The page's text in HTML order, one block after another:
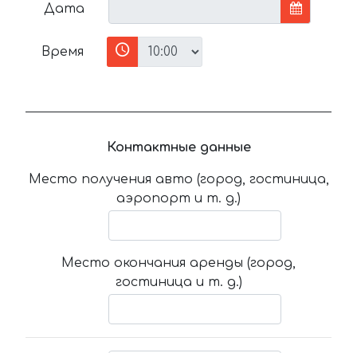
Дата
Время
Контактные данные
Место получения авто (город, гостиница,
аэропорт и т. д.)
Место окончания аренды (город,
гостиница и т. д.)